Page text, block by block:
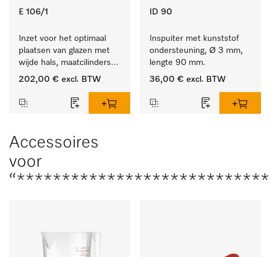
E 106/1
Inzet voor het optimaal
plaatsen van glazen met
wijde hals, maatcilinders
enz.
202,00 € excl. BTW
ID 90
Inspuiter met kunststof
ondersteuning, Ø 3 mm,
lengte 90 mm.
36,00 € excl. BTW
Accessoires
voor